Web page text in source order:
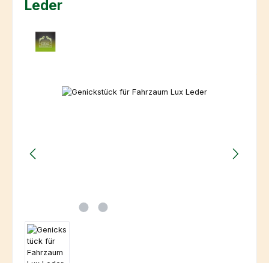
Leder
Bildergalerie überspringen